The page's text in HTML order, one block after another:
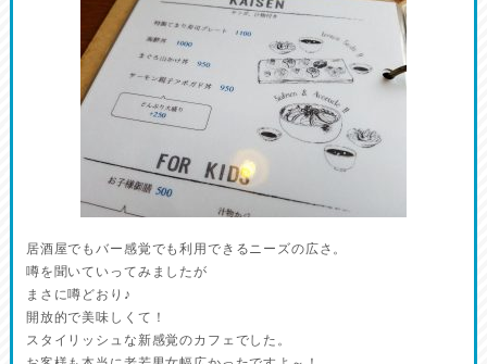
居酒屋でもバー感覚でも利用できるニーズの広さ。
噂を聞いていってみましたが
まさに噂どおり♪
開放的で美味しくて！
スタイリッシュな新感覚のカフェでした。